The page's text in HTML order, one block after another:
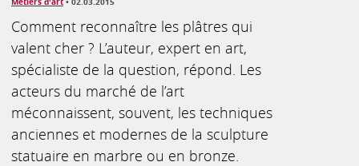
Comment reconnaître les plâtres qui
valent cher ? L’auteur, expert en art,
spécialiste de la question, répond. Les
acteurs du marché de l’art
méconnaissent, souvent, les techniques
anciennes et modernes de la sculpture
statuaire en marbre ou en bronze.